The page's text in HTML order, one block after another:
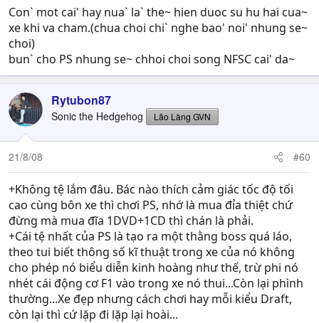
Con` mot cai' hay nua` la` the~ hien duoc su hu hai cua~
xe khi va cham.(chua choi chi` nghe bao' noi' nhung se~
choi)
bun` cho PS nhung se~ chhoi choi song NFSC cai' da~
Rytubon87
Sonic the Hedgehog Lão Làng GVN
21/8/08 #60
+Không tệ lắm đâu. Bác nào thích cảm giác tốc độ tối
cao cùng bôn xe thì chơi PS, nhớ là mua đỉa thiệt chứ
đừng mà mua đĩa 1DVD+1CD thì chán là phải.
+Cái tệ nhất của PS là tạo ra một thằng boss quá láo,
theo tui biết thông số kĩ thuật trong xe của nó không
cho phép nó biểu diễn kinh hoàng như thế, trừ phi nó
nhét cái động cơ F1 vào trong xe nó thui...Còn lại phình
thường...Xe đẹp nhưng cách chơi hay mỗi kiểu Draft,
còn lại thì cứ lặp đi lặp lại hoài...